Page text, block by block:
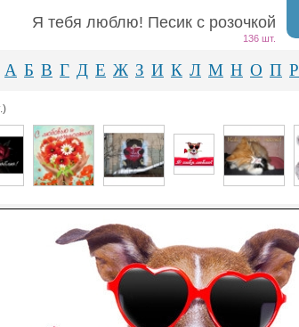
Я тебя люблю! Песик с розочкой
136 шт.
А Б В Г Д Е Ж З И К Л М Н О П Р